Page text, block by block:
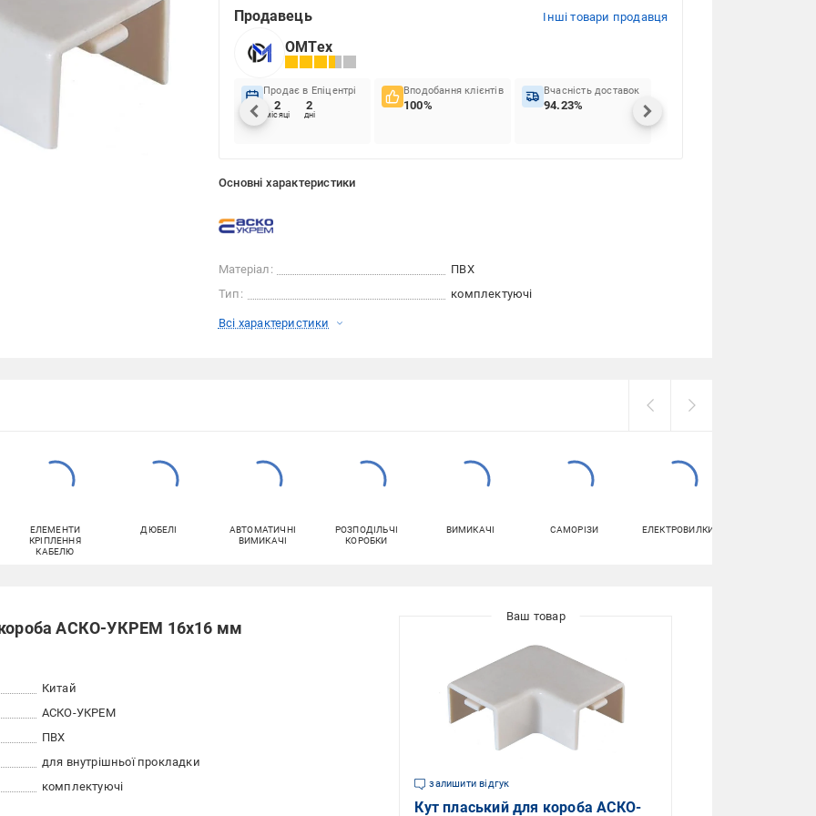
Продавець Інші товари продавця
ОМТех
Продає в Епіцентрі
2
місяці
2
дні
Вподобання клієнтів
100%
Вчасність доставок
94.23%
Основні характеристики
Матеріал:
ПВХ
Тип:
комплектуючі
Всі характеристики
ЕЛЕМЕНТИ
КРІПЛЕННЯ
КАБЕЛЮ
ДЮБЕЛІ
АВТОМАТИЧНІ
ВИМИКАЧІ
РОЗПОДІЛЬЧІ
КОРОБКИ
ВИМИКАЧІ САМОРІЗИ ЕЛЕКТРОВИЛКИ
короба АСКО-УКРЕМ 16х16 мм
Китай
АСКО-УКРЕМ
ПВХ
для внутрішньої прокладки
комплектуючі
залишити відгук
Кут пласький для короба АСКО-